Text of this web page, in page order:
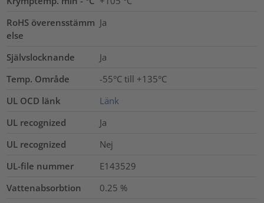
RoHS överensstämm
else
Ja
Självslocknande
Ja
Temp. Område
-55°C till +135°C
UL OCD länk
Länk
UL recognized
Ja
UL recognized
Nej
UL-file nummer
E143529
Vattenabsorbtion
0.25 %